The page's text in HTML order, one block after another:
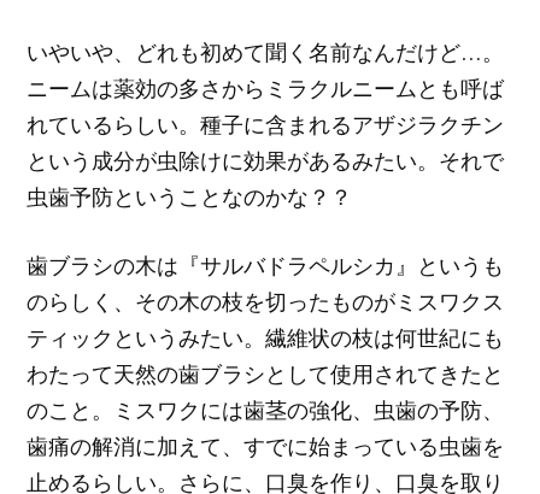
いやいや、どれも初めて聞く名前なんだけど…。
ニームは薬効の多さからミラクルニームとも呼ば
れているらしい。種子に含まれるアザジラクチン
という成分が虫除けに効果があるみたい。それで
虫歯予防ということなのかな？？
歯ブラシの木は『サルバドラペルシカ』というも
のらしく、その木の枝を切ったものがミスワクス
ティックというみたい。繊維状の枝は何世紀にも
わたって天然の歯ブラシとして使用されてきたと
のこと。ミスワクには歯茎の強化、虫歯の予防、
歯痛の解消に加えて、すでに始まっている虫歯を
止めるらしい。さらに、口臭を作り、口臭を取り